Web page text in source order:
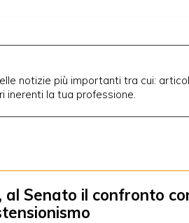
notizie più importanti tra cui:
inerenti la tua professione.
al Senato il confronto